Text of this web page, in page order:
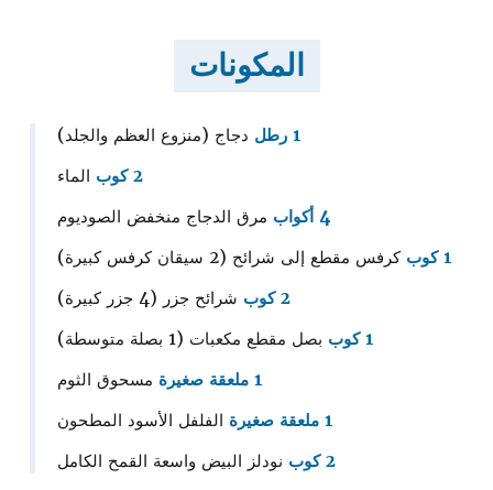
المكونات
1 رطل
دجاج (منزوع العظم والجلد)
2 كوب
الماء
4 أكواب
مرق الدجاج منخفض الصوديوم
1 كوب
كرفس مقطع إلى شرائح (2 سيقان كرفس كبيرة)
2 كوب
شرائح جزر (4 جزر كبيرة)
1 كوب
بصل مقطع مكعبات (1 بصلة متوسطة)
1 ملعقة صغيرة
مسحوق الثوم
1 ملعقة صغيرة
الفلفل الأسود المطحون
2 كوب
نودلز البيض واسعة القمح الكامل